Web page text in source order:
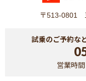
〒513-0801
試乗のご予約な
営業時